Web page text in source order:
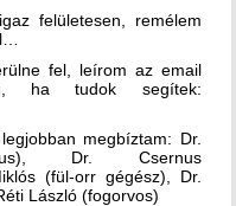
felületesen, remélem
fel, leírom az email
ha tudok segítek:
megbíztam: Dr.
Dr. Csernus
(fül-orr gégész), Dr.
László (fogorvos)